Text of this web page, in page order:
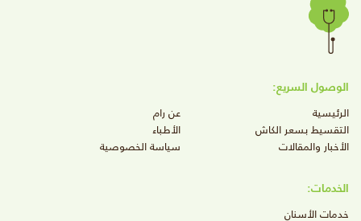
الوصول السريع:
الرئيسية
عن رام
التقسيط بسعر الكاش
الأطباء
الأخبار والمقالات
سياسة الخصوصية
الخدمات:
خدمات الأسنان